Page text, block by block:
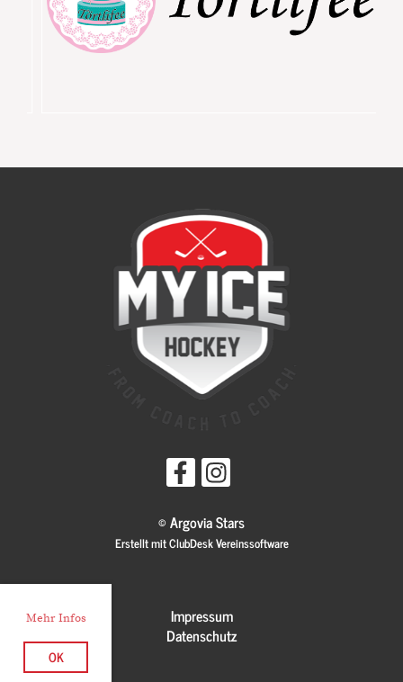
Mehr Infos
OK
© Argovia Stars
Erstellt mit ClubDesk Vereinssoftware
Impressum
Datenschutz